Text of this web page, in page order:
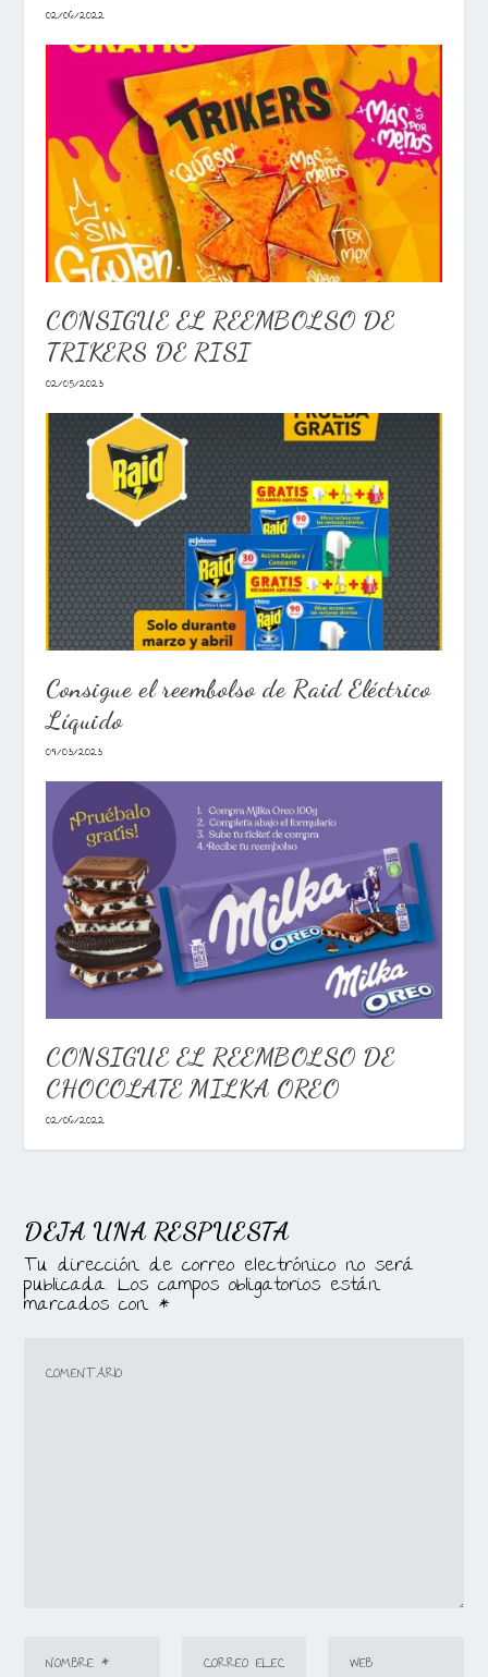
02/06/2022
CONSIGUE EL REEMBOLSO DE
TRIKERS DE RISI
02/05/2023
Consigue el reembolso de Raid Eléctrico
Líquido
09/03/2023
CONSIGUE EL REEMBOLSO DE
CHOCOLATE MILKA OREO
02/06/2022
DEJA UNA RESPUESTA
Tu dirección de correo electrónico no será
publicada. Los campos obligatorios están
marcados con *